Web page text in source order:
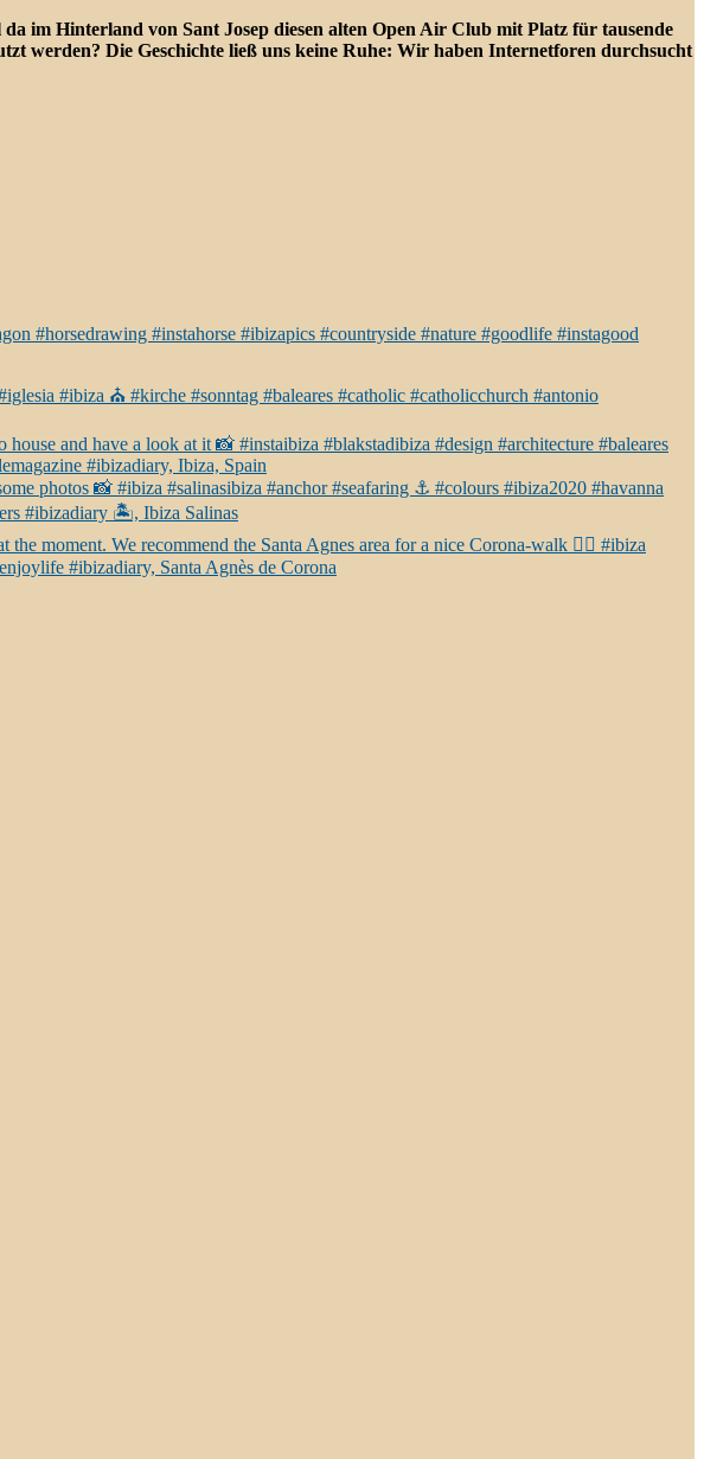
im Hinterland von Sant Josep diesen alten Open Air Club mit Platz für tausende
werden? Die Geschichte ließ uns keine Ruhe: Wir haben Internetforen durchsucht
#horsedrawing #instahorse #ibizapics #countryside #nature #goodlife #instagood
#ibiza ⛪️ #kirche #sonntag #baleares #catholic #catholicchurch #antonio
and have a look at it 📸 #instaibiza #blakstadibiza #design #architecture #baleares
#ibizadiary, Ibiza, Spain
photos 📸 #ibiza #salinasibiza #anchor #seafaring ⚓️ #colours #ibiza2020 #havanna
#ibizadiary 🏝, Ibiza Salinas
moment. We recommend the Santa Agnes area for a nice Corona-walk 👍🏻 #ibiza
#ibizadiary, Santa Agnès de Corona